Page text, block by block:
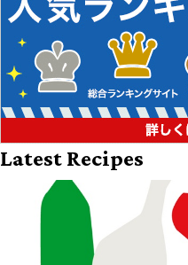
Latest Recipes